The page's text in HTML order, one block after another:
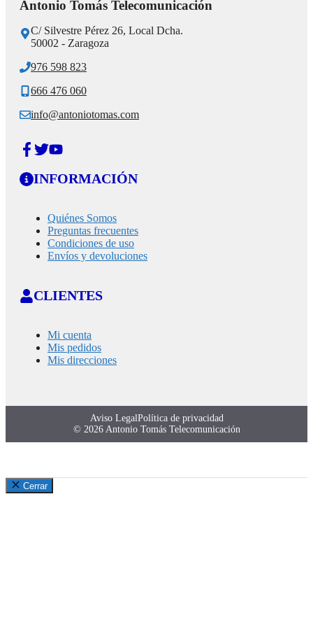
Antonio Tomás Telecomunicación
C/ Silvestre Pérez 26, Local Dcha.
50002 - Zaragoza
976 598 823
666 476 060
info@antoniotomas.com
INFORMACIÓN
Quiénes Somos
Preguntas frecuentes
Condiciones de uso
Envíos y devoluciones
CLIENTES
Mi cuenta
Mis pedidos
Mis direcciones
© 2026 Antonio Tomás Telecomunicación
Aviso LegalPolítica de privacidad
Cerrar